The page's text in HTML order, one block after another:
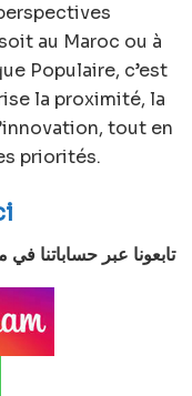
au Maroc ou à
Populaire, c’est
la proximité, la
tout en
priorités.
تابعونا عبر حساباتنا